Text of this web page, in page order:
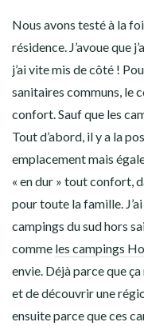
Nous avons testé à la
résidence. J’avoue que
j’ai vite mis de côté !
sanitaires communs, le
confort. Sauf que les
Tout d’abord, il y a la
emplacement mais
« en dur » tout confort,
pour toute la famille.
campings du sud hors
comme les campings
envie. Déjà parce que
et de découvrir une
ensuite parce que ces